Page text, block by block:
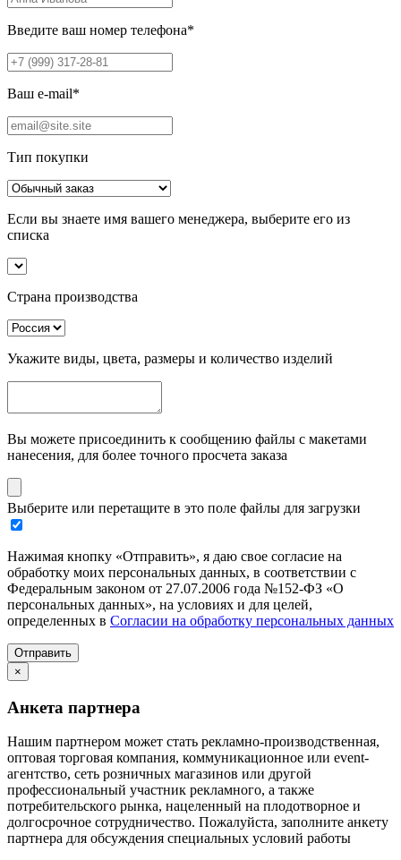
Введите ваш номер телефона*
Ваш e-mail*
Тип покупки
Если вы знаете имя вашего менеджера, выберите его из
списка
Страна производства
Укажите виды, цвета, размеры и количество изделий
Вы можете присоединить к сообщению файлы с макетами
нанесения, для более точного просчета заказа
Выберите или перетащите в это поле файлы для загрузки
Нажимая кнопку «Отправить», я даю свое согласие на
обработку моих персональных данных, в соответствии с
Федеральным законом от 27.07.2006 года №152-ФЗ «О
персональных данных», на условиях и для целей,
определенных в Согласии на обработку персональных данных
Отправить
×
Анкета партнера
Нашим партнером может стать рекламно-производственная,
оптовая торговая компания, коммуникационное или event-
агентство, сеть розничных магазинов или другой
профессиональный участник рекламного, а также
потребительского рынка, нацеленный на плодотворное и
долгосрочное сотрудничество. Пожалуйста, заполните анкету
партнера для обсуждения специальных условий работы